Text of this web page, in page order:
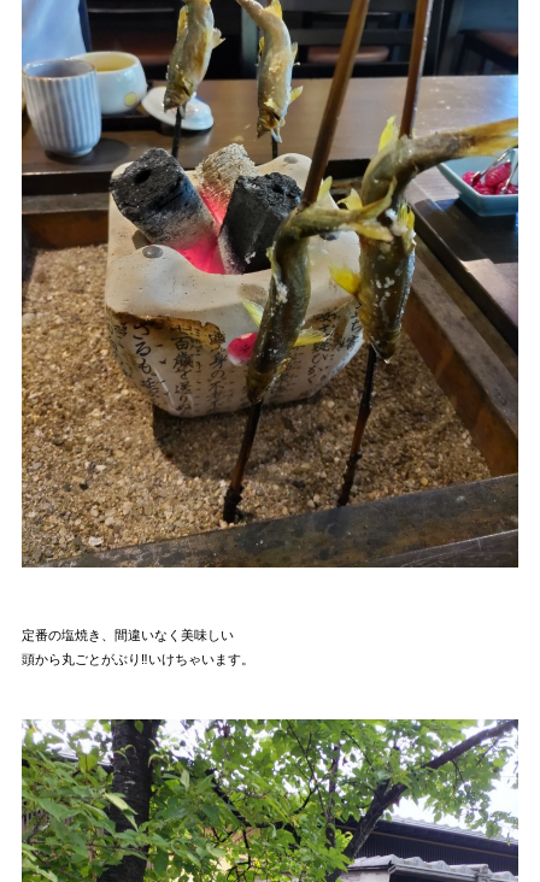
定番の塩焼き、間違いなく美味しい
頭から丸ごとがぶり‼いけちゃいます。